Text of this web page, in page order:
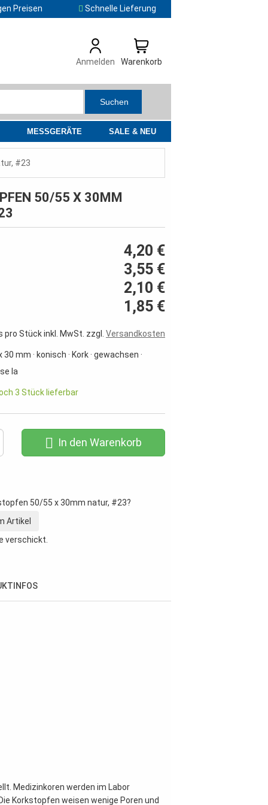
Preisen Schnelle Lieferung
Anmelden Warenkorb
Suchen
MESSGERÄTE SALE & NEU
#23
50/55 X 30MM
4,20 €
3,55 €
2,10 €
1,85 €
pro Stück inkl. MwSt. zzgl. Versandkosten
mm · konisch · Kork · gewachsen ·
Ia
3 Stück lieferbar
In den Warenkorb
50/55 x 30mm natur, #23?
Artikel
verschickt.
Medizinkoren werden im Labor
Korkstopfen weisen wenige Poren und